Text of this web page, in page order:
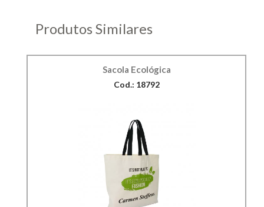
Produtos Similares
Sacola Ecológica
Cod.: 18792